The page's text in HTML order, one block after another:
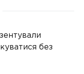
без